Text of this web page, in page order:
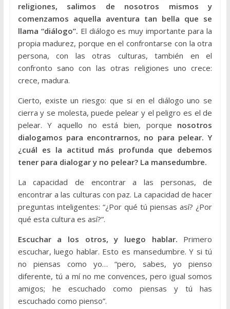
religiones, salimos de nosotros mismos y
comenzamos aquella aventura tan bella que se
llama “diálogo”. El diálogo es muy importante para la
propia madurez, porque en el confrontarse con la otra
persona, con las otras culturas, también en el
confronto sano con las otras religiones uno crece:
crece, madura.
Cierto, existe un riesgo: que si en el diálogo uno se
cierra y se molesta, puede pelear y el peligro es el de
pelear. Y aquello no está bien, porque nosotros
dialogamos para encontrarnos, no para pelear. Y
¿cuál es la actitud más profunda que debemos
tener para dialogar y no pelear? La mansedumbre.
La capacidad de encontrar a las personas, de
encontrar a las culturas con paz. La capacidad de hacer
preguntas inteligentes: “¿Por qué tú piensas así? ¿Por
qué esta cultura es así?”.
Escuchar a los otros, y luego hablar. Primero
escuchar, luego hablar. Esto es mansedumbre. Y si tú
no piensas como yo… “pero, sabes, yo pienso
diferente, tú a mí no me convences, pero igual somos
amigos; he escuchado como piensas y tú has
escuchado como pienso”.